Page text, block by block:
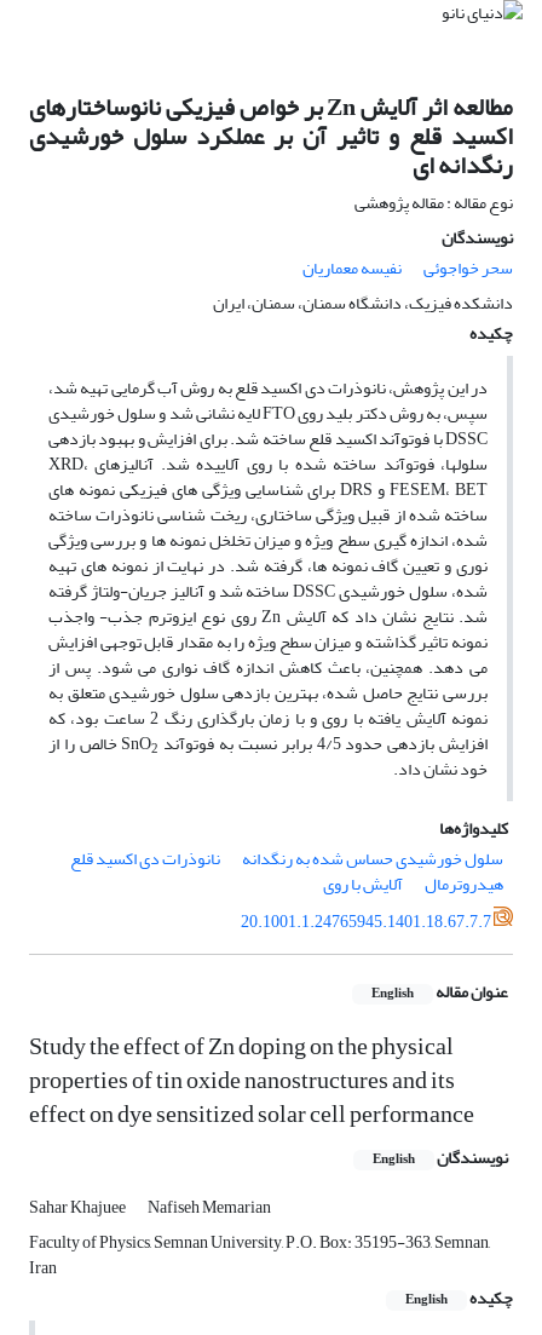
مطالعه اثر آلایش Zn بر خواص فیزیکی نانوساختارهای
اکسید قلع و تاثیر آن بر عملکرد سلول خورشیدی
رنگدانه ای
نوع مقاله : مقاله پژوهشی
نویسندگان
سحر خواجوئی
نفیسه معماریان
دانشکده فیزیک، دانشگاه سمنان، سمنان، ایران
چکیده
در این پژوهش، نانوذرات دی اکسید قلع به روش آب­ گرمایی تهیه شد،
سپس، به روش دکتر بلید روی FTO لایه نشانی شد و سلول خورشیدی
DSSC با فوتوآند اکسید قلع ساخته شد. برای افزایش و بهبود بازدهی
سلول­ها، فوتوآند ساخته شده با روی آلاییده شد. آنالیزهای XRD،
FESEM، BET و DRS برای شناسایی ویژگی­ های فیزیکی نمونه ­های
ساخته شده از قبیل ویژگی ساختاری، ریخت­ شناسی نانوذرات ساخته
شده، اندازه گیری سطح ویژه و میزان تخلخل نمونه­ ها و بررسی ویژگی
نوری و تعیین گاف نمونه­ ها، گرفته شد. در نهایت از نمونه­ های تهیه
شده، سلول خورشیدی DSSC ساخته شد و آنالیز جریان-ولتاژ گرفته
شد. نتایج نشان داد که آلایش Zn روی نوع ایزوترم جذب- واجذب
نمونه تاثیر گذاشته و میزان سطح ویژه را به مقدار قابل توجهی افزایش
می دهد. همچنین، باعث کاهش اندازه گاف نواری می­ شود. پس از
بررسی نتایج حاصل شده، بهترین بازدهی سلول خورشیدی متعلق به
نمونه آلایش یافته با روی و با زمان بارگذاری رنگ 2 ساعت بود، که
افزایش بازدهی حدود 4/5 برابر نسبت به فوتوآند SnO 2 خالص را از
خود نشان داد.
کلیدواژه‌ها
سلول خورشیدی حساس شده به رنگدانه
نانوذرات دی اکسید قلع
هیدروترمال
آلایش با روی
20.1001.1.24765945.1401.18.67.7.7
عنوان مقاله English
Study the effect of Zn doping on the physical
properties of tin oxide nanostructures and its
effect on dye sensitized solar cell performance
نویسندگان English
Sahar Khajuee
Nafiseh Memarian
Faculty of Physics, Semnan University, P.O. Box: 35195-363, Semnan,
Iran
چکیده
English